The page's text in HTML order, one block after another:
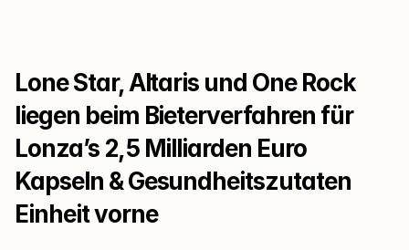
Lone Star, Altaris und One Rock
liegen beim Bieterverfahren für
Lonza’s 2,5 Milliarden Euro
Kapseln & Gesundheitszutaten
Einheit vorne